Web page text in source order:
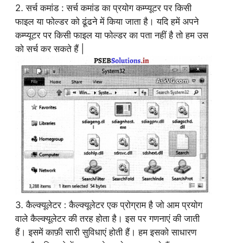
2. सर्च कमांड : सर्च कमांड का प्रयोग कम्प्यूटर पर किसी
फाइल या फोल्डर को ढूंढने में किया जाता है। यदि हमें अपने
कम्प्यूटर पर किसी फाइल या फोल्डर का पता नहीं है तो हम उस
को सर्च कर सकते हैं |
3. कैल्क्यूलेटर : कैल्क्यूलेटर एक प्रोग्राम है जो आम प्रयोग
वाले कैल्क्यूलेटर की तरह होता है। इस पर गणनाएं की जाती
हैं। इसमें काफ़ी सारी सुविधाएं होती हैं। हम इसको साधारण